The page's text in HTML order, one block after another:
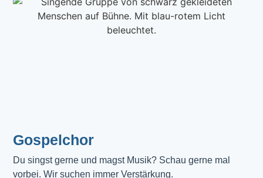
Gospelchor
Du singst gerne und magst Musik? Schau gerne mal
vorbei. Wir suchen immer Verstärkung.